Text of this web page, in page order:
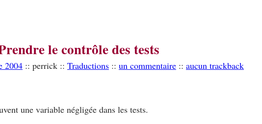
le contrôle des tests
2004 :: perrick :: Traductions :: un commentaire :: aucun trackback
une variable négligée dans les tests.